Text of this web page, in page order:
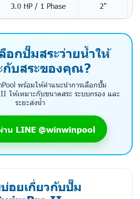
3.0 HP / 1 Phase 2"
อกปั๊มสระว่ายน้ำให้
กับสระของคุณ?
พร้อมให้คำแนะนำการเลือกปั๊ม
ให้เหมาะกับขนาดสระ ระบบกรอง และ
ระยะส่งน้ำ
น LINE @winwinpool
อยเกี่ยวกับปั๊ม